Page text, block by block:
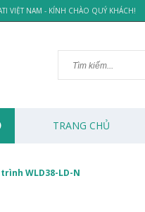
VIỆT NAM - KÍNH CHÀO QUÝ KHÁCH!
TRANG CHỦ
WLD38-LD-N